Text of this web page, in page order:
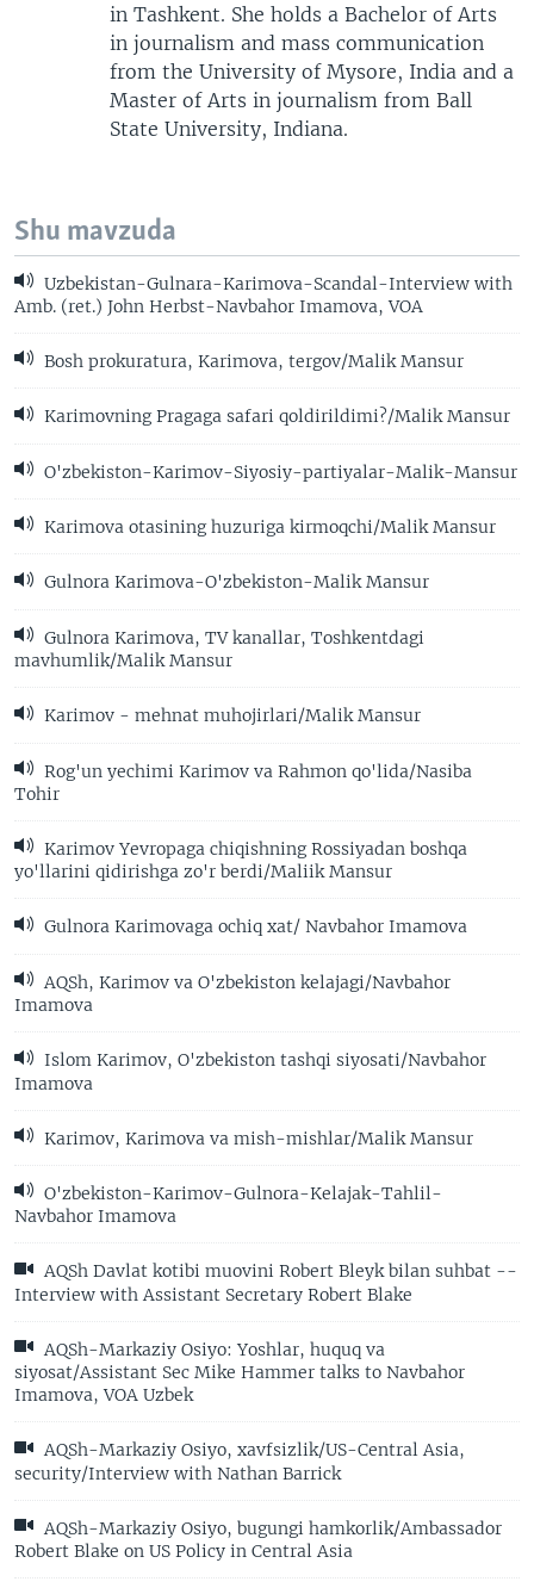
in Tashkent. She holds a Bachelor of Arts
in journalism and mass communication
from the University of Mysore, India and a
Master of Arts in journalism from Ball
State University, Indiana.
Shu mavzuda
Uzbekistan-Gulnara-Karimova-Scandal-Interview with
Amb. (ret.) John Herbst-Navbahor Imamova, VOA
Bosh prokuratura, Karimova, tergov/Malik Mansur
Karimovning Pragaga safari qoldirildimi?/Malik Mansur
O'zbekiston-Karimov-Siyosiy-partiyalar-Malik-Mansur
Karimova otasining huzuriga kirmoqchi/Malik Mansur
Gulnora Karimova-O'zbekiston-Malik Mansur
Gulnora Karimova, TV kanallar, Toshkentdagi
mavhumlik/Malik Mansur
Karimov - mehnat muhojirlari/Malik Mansur
Rog'un yechimi Karimov va Rahmon qo'lida/Nasiba
Tohir
Karimov Yevropaga chiqishning Rossiyadan boshqa
yo'llarini qidirishga zo'r berdi/Maliik Mansur
Gulnora Karimovaga ochiq xat/ Navbahor Imamova
AQSh, Karimov va O'zbekiston kelajagi/Navbahor
Imamova
Islom Karimov, O'zbekiston tashqi siyosati/Navbahor
Imamova
Karimov, Karimova va mish-mishlar/Malik Mansur
O'zbekiston-Karimov-Gulnora-Kelajak-Tahlil-
Navbahor Imamova
AQSh Davlat kotibi muovini Robert Bleyk bilan suhbat --
Interview with Assistant Secretary Robert Blake
AQSh-Markaziy Osiyo: Yoshlar, huquq va
siyosat/Assistant Sec Mike Hammer talks to Navbahor
Imamova, VOA Uzbek
AQSh-Markaziy Osiyo, xavfsizlik/US-Central Asia,
security/Interview with Nathan Barrick
AQSh-Markaziy Osiyo, bugungi hamkorlik/Ambassador
Robert Blake on US Policy in Central Asia